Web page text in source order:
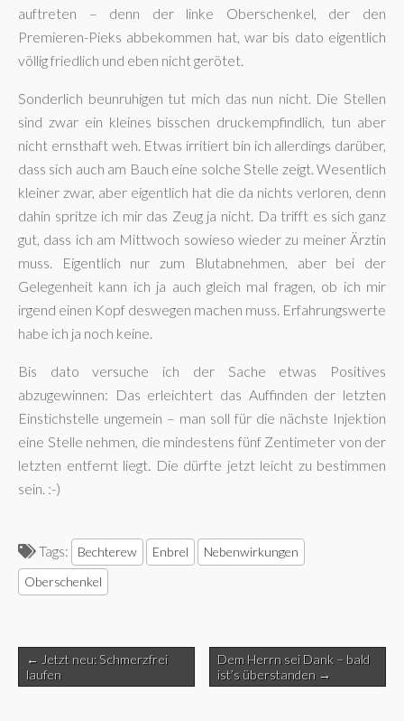
auftreten – denn der linke Oberschenkel, der den
Premieren-Pieks abbekommen hat, war bis dato eigentlich
völlig friedlich und eben nicht gerötet.
Sonderlich beunruhigen tut mich das nun nicht. Die Stellen
sind zwar ein kleines bisschen druckempfindlich, tun aber
nicht ernsthaft weh. Etwas irritiert bin ich allerdings darüber,
dass sich auch am Bauch eine solche Stelle zeigt. Wesentlich
kleiner zwar, aber eigentlich hat die da nichts verloren, denn
dahin spritze ich mir das Zeug ja nicht. Da trifft es sich ganz
gut, dass ich am Mittwoch sowieso wieder zu meiner Ärztin
muss. Eigentlich nur zum Blutabnehmen, aber bei der
Gelegenheit kann ich ja auch gleich mal fragen, ob ich mir
irgend einen Kopf deswegen machen muss. Erfahrungswerte
habe ich ja noch keine.
Bis dato versuche ich der Sache etwas Positives
abzugewinnen: Das erleichtert das Auffinden der letzten
Einstichstelle ungemein – man soll für die nächste Injektion
eine Stelle nehmen, die mindestens fünf Zentimeter von der
letzten entfernt liegt. Die dürfte jetzt leicht zu bestimmen
sein. :-)
Tags: Bechterew Enbrel
Nebenwirkungen
Oberschenkel
Post
navigation
← Jetzt neu: Schmerzfrei
laufen
Dem Herrn sei Dank – bald
ist’s überstanden →